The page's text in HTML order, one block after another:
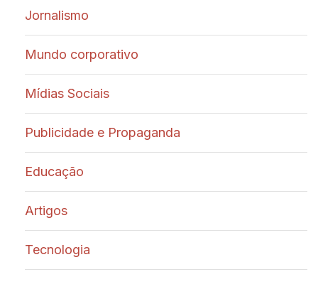
Jornalismo
Mundo corporativo
Mídias Sociais
Publicidade e Propaganda
Educação
Artigos
Tecnologia